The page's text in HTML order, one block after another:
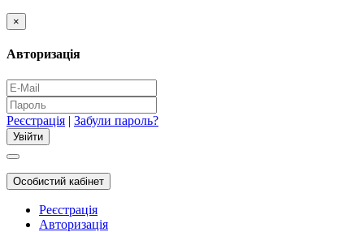
×
Авторизація
Реєстрація | Забули пароль?
Особистий кабінет
Реєстрація
Авторизація